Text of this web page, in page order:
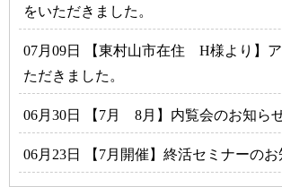
をいただきました。
07月09日 【東村山市在住 H様より】
ただきました。
06月30日 【7月 8月】内覧会のお知ら
06月23日 【7月開催】終活セミナーの